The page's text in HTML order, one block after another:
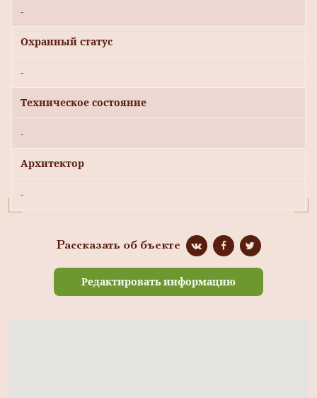
-
Охранный статус
-
Техническое состояние
-
Архитектор
-
Рассказать об бъекте
Редактировать информацию